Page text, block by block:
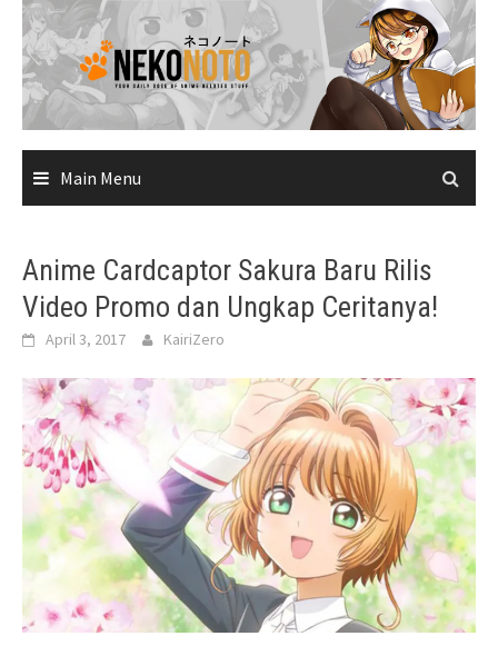
Skip
content
Main Menu
Anime Cardcaptor Sakura Baru Rilis
Video Promo dan Ungkap Ceritanya!
April 3, 2017 KairiZero